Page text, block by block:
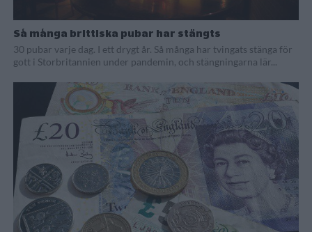
Så många brittiska pubar har stängts
30 pubar varje dag. I ett drygt år. Så många har tvingats stänga för
gott i Storbritannien under pandemin, och stängningarna lär...